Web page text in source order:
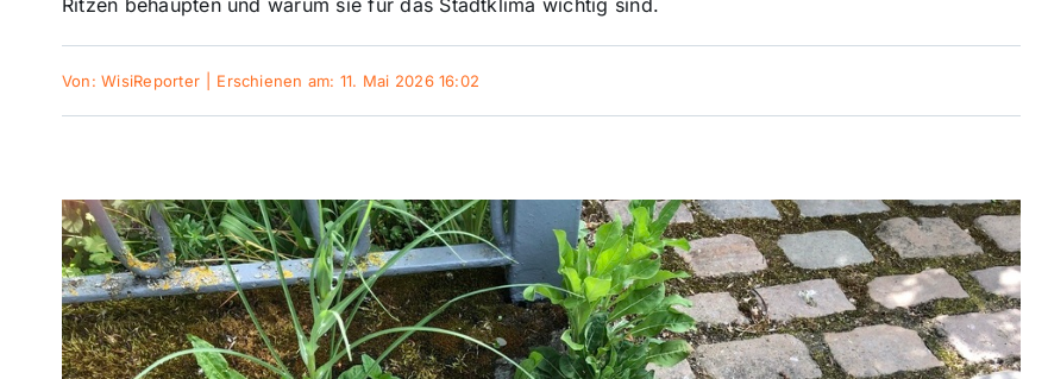
Ritzen behaupten und warum sie für das Stadtklima wichtig sind.
Von:WisiReporter Erschienen am: 11. Mai 2026 16:02